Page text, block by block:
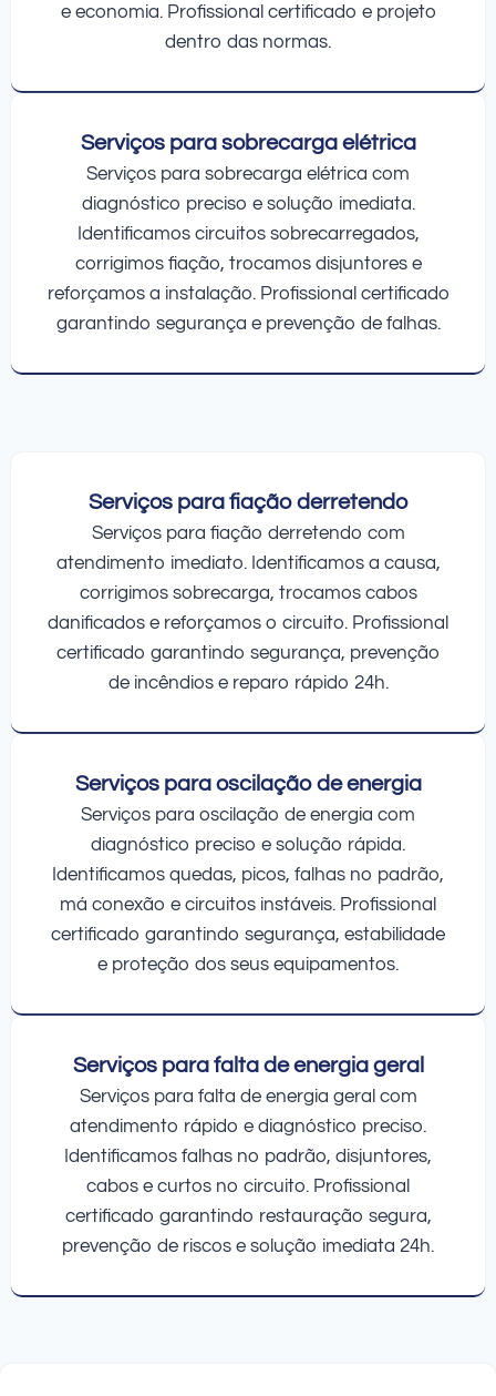
e economia. Profissional certificado e projeto
dentro das normas.
Serviços para sobrecarga elétrica
Serviços para sobrecarga elétrica com
diagnóstico preciso e solução imediata.
Identificamos circuitos sobrecarregados,
corrigimos fiação, trocamos disjuntores e
reforçamos a instalação. Profissional certificado
garantindo segurança e prevenção de falhas.
Serviços para fiação derretendo
Serviços para fiação derretendo com
atendimento imediato. Identificamos a causa,
corrigimos sobrecarga, trocamos cabos
danificados e reforçamos o circuito. Profissional
certificado garantindo segurança, prevenção
de incêndios e reparo rápido 24h.
Serviços para oscilação de energia
Serviços para oscilação de energia com
diagnóstico preciso e solução rápida.
Identificamos quedas, picos, falhas no padrão,
má conexão e circuitos instáveis. Profissional
certificado garantindo segurança, estabilidade
e proteção dos seus equipamentos.
Serviços para falta de energia geral
Serviços para falta de energia geral com
atendimento rápido e diagnóstico preciso.
Identificamos falhas no padrão, disjuntores,
cabos e curtos no circuito. Profissional
certificado garantindo restauração segura,
prevenção de riscos e solução imediata 24h.